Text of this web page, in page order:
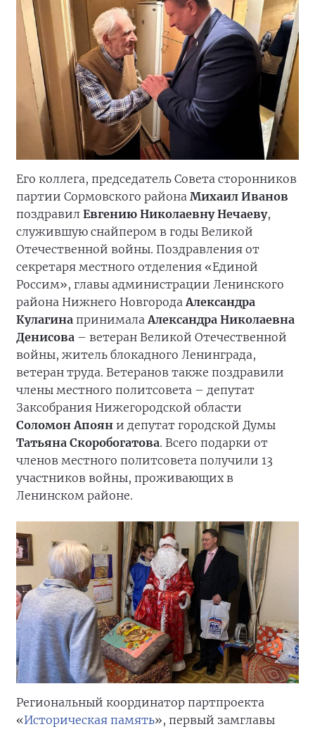
Его коллега, председатель Совета сторонников
партии Сормовского района Михаил Иванов
поздравил Евгению Николаевну Нечаеву,
служившую снайпером в годы Великой
Отечественной войны. Поздравления от
секретаря местного отделения «Единой
Россим», главы администрации Ленинского
района Нижнего НовгородаАлександра
Кулагина принималаАлександра Николаевна
Денисова – ветеран Великой Отечественной
войны, житель блокадного Ленинграда,
ветеран труда. Ветеранов также поздравили
члены местного политсовета – депутат
Заксобрания Нижегородской области
Соломон Апоян и депутат городской Думы
Татьяна Скоробогатова. Всего подарки от
членов местного политсовета получили 13
участников войны, проживающих в
Ленинском районе.
Региональный координатор партпроекта
«Историческая память», первый замглавы